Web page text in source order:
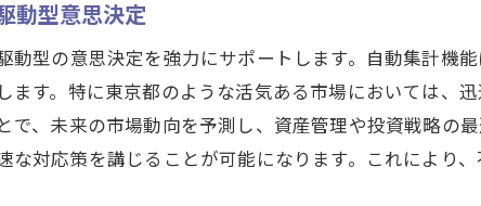
不動産管理システムの自動集計が東京都
成功を引き寄せる自動集計の活用法
データ分析で見える未来のビジネ
東京都での成功事例に学ぶ活用戦略
動型意思決定
動型の意思決定を強力にサポートします。自動集計機
ます。特に東京都のような活気ある市場においては、
で、未来の市場動向を予測し、資産管理や投資戦略の
な対応策を講じることが可能になります。これにより